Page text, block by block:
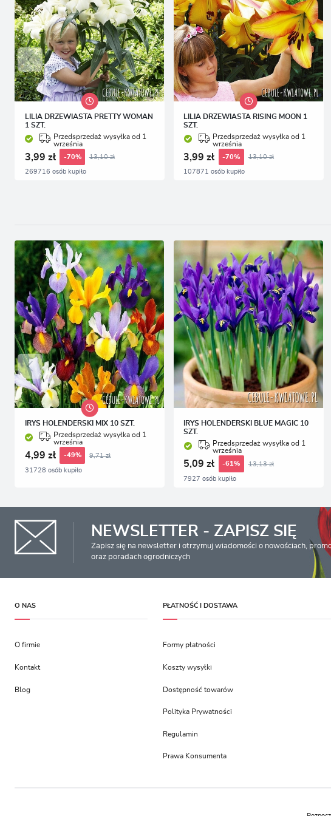
LILIA DRZEWIASTA PRETTY WOMAN
1 SZT.
Przedsprzedaż wysyłka od 1
września
3,99 zł -70% 13,10 zł
269716 osób kupiło
LILIA DRZEWIASTA RISING MOON 1
SZT.
Przedsprzedaż wysyłka od 1
września
3,99 zł -70% 13,10 zł
107871 osób kupiło
IRYS HOLENDERSKI MIX 10 SZT.
Przedsprzedaż wysyłka od 1
września
4,99 zł -49% 9,71 zł
31728 osób kupiło
IRYS HOLENDERSKI BLUE MAGIC 10
SZT.
Przedsprzedaż wysyłka od 1
września
5,09 zł -61% 13,13 zł
7927 osób kupiło
NEWSLETTER - ZAPISZ SIĘ
Zapisz się na newsletter i otrzymuj wiadomości o nowościach,
oraz poradach ogrodniczych
O NAS
O firmie
Kontakt
Blog
PŁATNOŚĆ I DOSTAWA
Formy płatności
Koszty wysyłki
Dostępność towarów
Polityka Prywatności
Regulamin
Prawa Konsumenta